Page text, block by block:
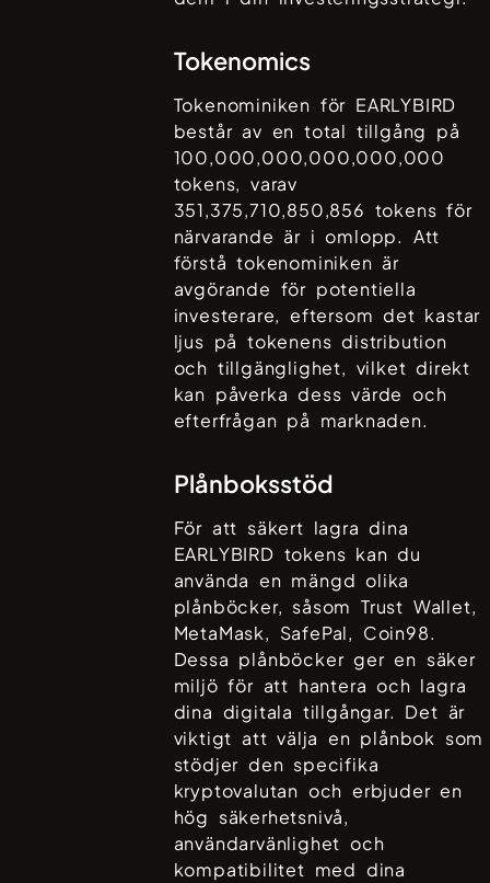
Tokenomics
Tokenominiken för EARLYBIRD
består av en total tillgång på
100,000,000,000,000,000
tokens, varav
351,375,710,850,856 tokens för
närvarande är i omlopp. Att
förstå tokenominiken är
avgörande för potentiella
investerare, eftersom det kastar
ljus på tokenens distribution
och tillgänglighet, vilket direkt
kan påverka dess värde och
efterfrågan på marknaden.
Plånboksstöd
För att säkert lagra dina
EARLYBIRD tokens kan du
använda en mängd olika
plånböcker, såsomTrust Wallet,
MetaMask, SafePal, Coin98.
Dessa plånböcker ger en säker
miljö för att hantera och lagra
dina digitala tillgångar. Det är
viktigt att välja en plånbok som
stödjer den specifika
kryptovalutan och erbjuder en
hög säkerhetsnivå,
användarvänlighet och
kompatibilitet med dina